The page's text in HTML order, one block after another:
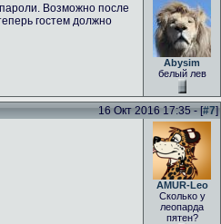
Возможно после
гостем должно
Abysim
белый лев
16 Окт 2016 17:35 - [#7]
AMUR-Leo
Сколько у
леопарда
пятен?